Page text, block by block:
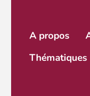
A propos
Thématiques